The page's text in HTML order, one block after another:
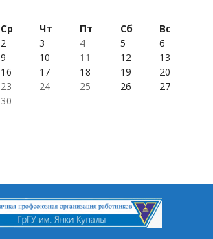
Ср Чт Пт Сб
Вс
2 3 4 5
6
9 10 11 12
13
16 17 18 19
20
23 24 25 26
27
30